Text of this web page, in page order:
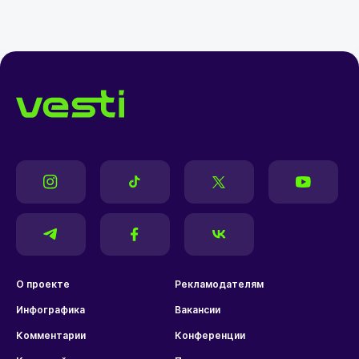
О проекте Рекламодателям
Инфографика Вакансии
Комментарии Конференции